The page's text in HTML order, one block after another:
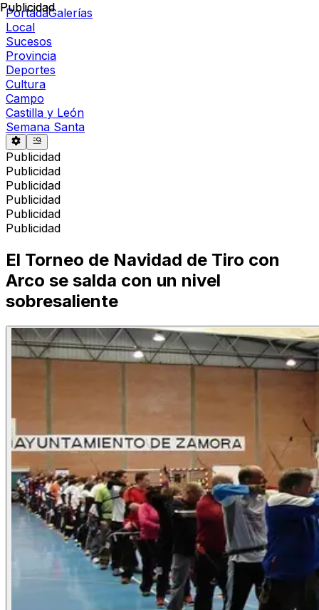
PortadaGalerías
Local
Sucesos
Provincia
Deportes
Cultura
Campo
Castilla y León
Semana Santa
Publicidad
Publicidad
Publicidad
Publicidad
Publicidad
Publicidad
Publicidad
El Torneo de Navidad de Tiro con
Arco se salda con un nivel
sobresaliente
Publicidad